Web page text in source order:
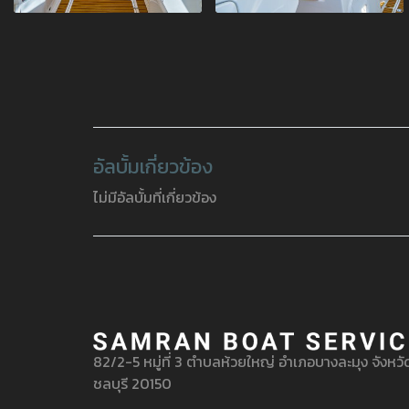
อัลบั้มเกี่ยวข้อง
ไม่มีอัลบั้มที่เกี่ยวข้อง
82/2-5 หมู่ที่ 3 ตำบลห้วยใหญ่ อำเภอบางละมุง จังหวั
ชลบุรี 20150